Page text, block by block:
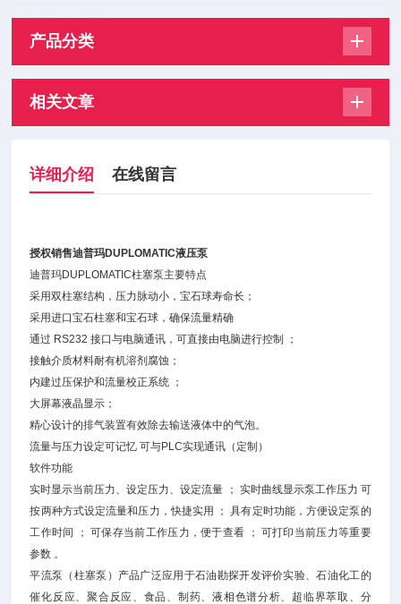
产品分类
相关文章
详细介绍 在线留言
授权销售迪普玛DUPLOMATIC液压泵
迪普玛DUPLOMATIC柱塞泵主要特点
采用双柱塞结构，压力脉动小，宝石球寿命长；
采用进口宝石柱塞和宝石球，确保流量精确
通过 RS232 接口与电脑通讯，可直接由电脑进行控制 ；
接触介质材料耐有机溶剂腐蚀；
内建过压保护和流量校正系统 ；
大屏幕液晶显示；
精心设计的排气装置有效除去输送液体中的气泡。
流量与压力设定可记忆 可与PLC实现通讯（定制）
软件功能
实时显示当前压力、设定压力、设定流量 ； 实时曲线显示泵工作压力 可
按两种方式设定流量和压力，快捷实用 ； 具有定时功能，方便设定泵的
工作时间 ； 可保存当前工作压力，便于查看 ； 可打印当前压力等重要
参数 。
平流泵（柱塞泵）产品广泛应用于石油勘探开发评价实验、石油化工的
催化反应、聚合反应、食品、制药、液相色谱分析、超临界萃取、分